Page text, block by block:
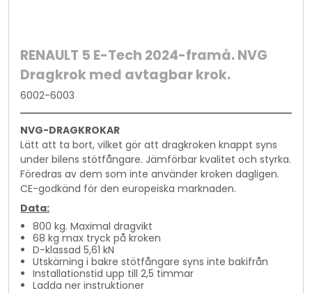
RENAULT 5 E-Tech 2024-framå. NVG
Dragkrok med avtagbar krok.
6002-6003
NVG-DRAGKROKAR
Lätt att ta bort, vilket gör att dragkroken knappt syns
under bilens stötfångare. Jämförbar kvalitet och styrka.
Föredras av dem som inte använder kroken dagligen.
CE-godkänd för den europeiska marknaden.
Data:
800 kg. Maximal dragvikt
68 kg max tryck på kroken
D-klassad 5,61 kN
Utskärning i bakre stötfångare syns inte bakifrån
Installationstid upp till 2,5 timmar
Ladda ner instruktioner